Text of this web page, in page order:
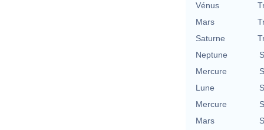
Vénus
Mars
Saturne
Neptune
Mercure
Lune
Mercure
Mars